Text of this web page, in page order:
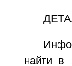
найти